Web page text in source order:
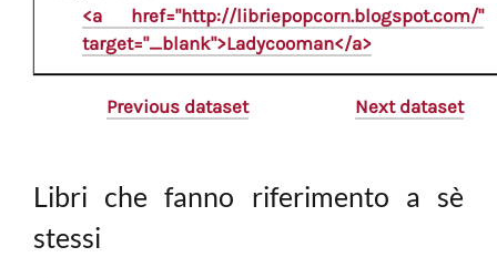
<a href="http://libriepopcorn.blogspot.com/"
target="_blank">Ladycooman</a>
Previous dataset Next dataset
Libri che fanno riferimento a sè
stessi